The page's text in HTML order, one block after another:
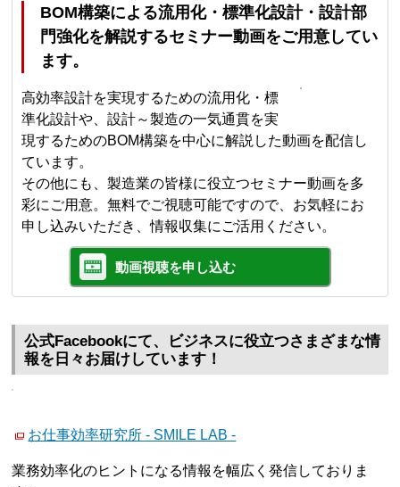
BOM構築による流用化・標準化設計・設計部
門強化を解説するセミナー動画をご用意してい
ます。
高効率設計を実現するための流用化・標
準化設計や、設計～製造の一気通貫を実
現するためのBOM構築を中心に解説した動画を配信し
ています。
その他にも、製造業の皆様に役立つセミナー動画を多
彩にご用意。無料でご視聴可能ですので、お気軽にお
申し込みいただき、情報収集にご活用ください。
動画視聴を申し込む
公式Facebookにて、ビジネスに役立つさまざまな情
報を日々お届けしています！
お仕事効率研究所 - SMILE LAB -
業務効率化のヒントになる情報を幅広く発信しておりま